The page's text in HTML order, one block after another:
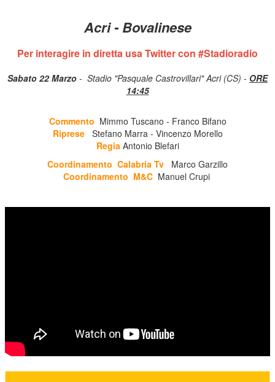
Acri - Bovalinese
Per interagire in diretta usa Twitter con #Stadioradio
Sabato 22 Marzo - Stadio "Pasquale Castrovillari" Acri (CS) - ORE
14:45
Commento Mimmo Tuscano - Franco Bifano
Riprese Stefano Marra - Vincenzo Morello
Regia Antonio Blefari
Coordinamento Calabria Tv
Marco Garzillo
Coordinamento M&C Manuel Crupi